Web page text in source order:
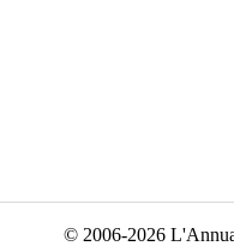
© 2006-2026